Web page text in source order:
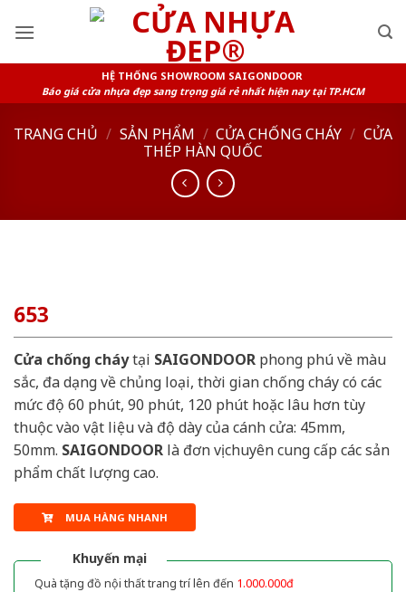
HỆ THỐNG SHOWROOM SAIGONDOOR
Báo giá cửa nhựa đẹp sang trọng giá rẻ nhất hiện nay tại TP.HCM
TRANG CHỦ / SẢN PHẨM / CỬA CHỐNG CHÁY / CỬA
THÉP HÀN QUỐC
653
Cửa chống cháytại SAIGONDOOR phong phú về màu
sắc, đa dạng về chủng loại, thời gian chống cháy có các
mức độ 60 phút, 90 phút, 120 phút hoặc lâu hơn tùy
thuộc vào vật liệu và độ dày của cánh cửa: 45mm,
50mm. SAIGONDOOR là đơn vị chuyên cung cấp các sản
phẩm chất lượng cao.
MUA HÀNG NHANH
Khuyến mại
Quà tặng đồ nội thất trang trí lên đến 1.000.000đ